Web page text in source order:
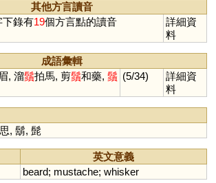
其他方言讀音
下錄有19個方言點的讀音
詳細資
料
成語彙輯
眉, 溜鬚拍馬, 剪鬚和藥, 鬚 (5/34)
詳細資
料
思, 鬍, 髭
英文意義
beard; mustache; whisker